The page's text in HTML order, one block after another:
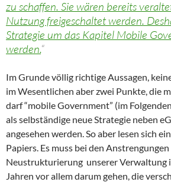
zu schaffen. Sie wären bereits
Nutzung freigeschaltet werden.
Strategie um das Kapitel Mobile
werden.“
Im Grunde völlig richtige Aussagen,
im Wesentlichen aber zwei Punkte, die
darf “mobile Government” (im
als selbständige neue Strategie neben
angesehen werden. So aber lesen sich
Papiers. Es muss bei den
Neustrukturierung unserer Verwaltung
Jahren vor allem darum gehen, die